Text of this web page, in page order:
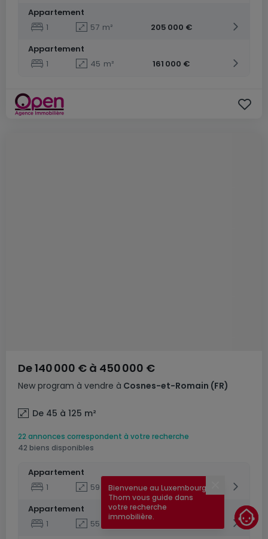
Appartement
1
57 m²
205 000 €
Appartement
1
45 m² 161 000 €
New program à vendre à Cosnes-et-Romain (FR)
De140 000 € à 450 000 €
De 45 à 125 m²
22 annonces correspondent à votre recherche
42 biens disponibles
Appartement
1
59 m²
215 000 €
Appartement
1
55
Fermer
Bienvenue au Luxembourg !
Thom vous guide dans
votre recherche
immobilière.